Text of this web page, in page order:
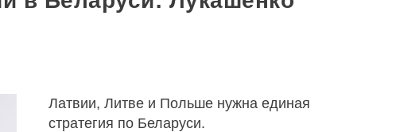
Латвии, Литве и Польше нужна единая
стратегия по Беларуси.